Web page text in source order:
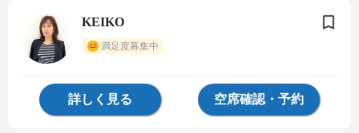
KEIKO
満足度募集中
詳しく見る 空席確認・予約